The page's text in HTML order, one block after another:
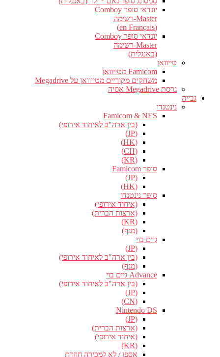
יונדאי סופר Comboy
Master-רשימה
(en Français)
יונדאי סופר Comboy
Master-רשימה
(באנגלית)
טייוואן
Famicom מטייוואן
משחקים מקוריים מטייוואן על Megadrive
גרסת Megadrive אסיה
גבייה
נינטנדו
Famicom & NES
(בין ארה"ב לאיחוד אירופי)
(JP)
(HK)
(CH)
(KR)
סופר Famicom
(JP)
(HK)
סופר נינטנדו
(איחוד אירופי)
(ארצות הברית)
(KR)
(מגף)
גיים בוי
(JP)
(בין ארה"ב לאיחוד אירופי)
(מגף)
Advance גיים בוי
(בין ארה"ב לאיחוד אירופי)
(JP)
(CN)
Nintendo DS
(JP)
(ארצות הברית)
(איחוד אירופי)
(KR)
אספן / לא למכירה חוזרת